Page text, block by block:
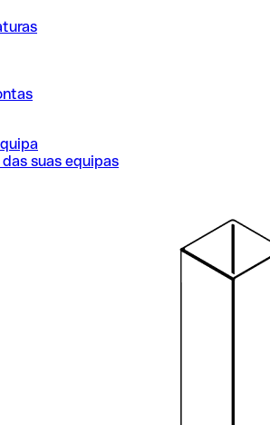
suas equipas